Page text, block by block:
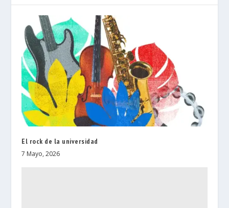
El rock de la universidad
7 Mayo, 2026